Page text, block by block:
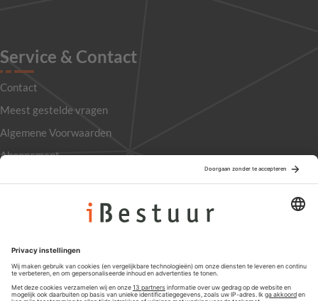
Service & Contact
Contact
Meest gestelde vragen
Algemene Voorwaarden
Abonnement
Privacyinstellingen